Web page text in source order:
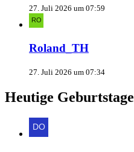
27. Juli 2026 um 07:59
Roland_TH
27. Juli 2026 um 07:34
Heutige Geburtstage